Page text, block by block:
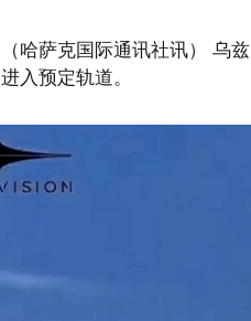
（哈萨克国际通讯社讯） 乌
进入预定轨道。